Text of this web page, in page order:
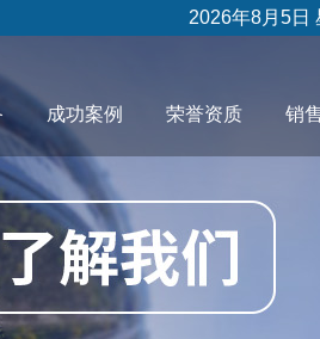
2026年8月5日
成功案例 荣誉资质 销